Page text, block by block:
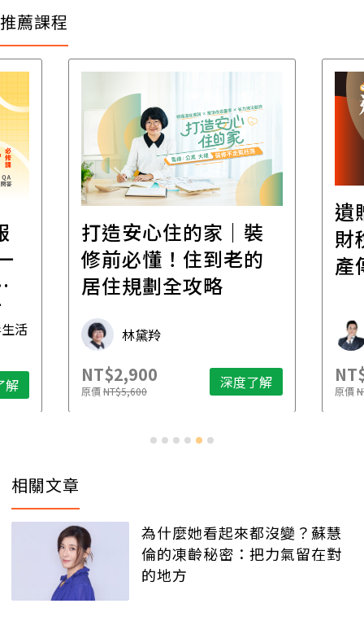
推薦課程
活
解
打造安心住的家｜裝
修前必懂！住到老的
居住規劃全攻略
林黛羚
NT$2,900
原價NT$5,600 深度了解
遺
財
產
原價
相關文章
為什麼她看起來都沒變？蘇慧
倫的凍齡秘密：把力氣留在對
的地方